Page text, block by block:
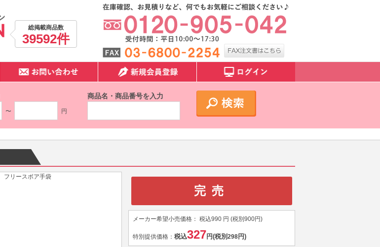
総掲載商品数
39592件
〜 円
商品名・商品番号を入力
完売
メーカー希望小売価格： 税込990 円 (税別 900円)
特別提供価格： 税込327円(税別 298円)